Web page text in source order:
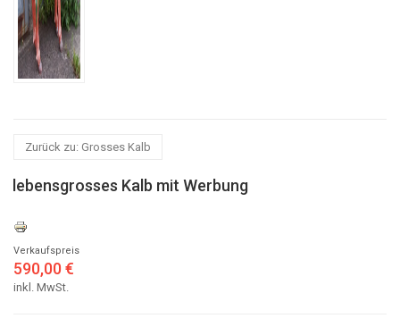
Zurück zu: Grosses Kalb
lebensgrosses Kalb mit Werbung
Verkaufspreis
590,00 €
inkl. MwSt.